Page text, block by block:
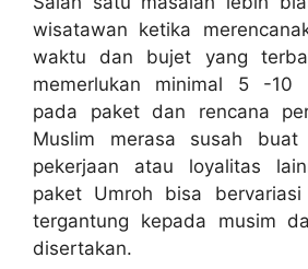
wisatawan ketika
waktu dan bujet yang
memerlukan minimal 5 -10
pada paket dan rencana
Muslim merasa susah
pekerjaan atau loyalitas
paket Umroh bisa
tergantung kepada musim
disertakan.